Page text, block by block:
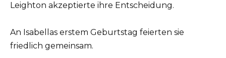
Leighton akzeptierte ihre Entscheidung.
An Isabellas erstem Geburtstag feierten sie
friedlich gemeinsam.